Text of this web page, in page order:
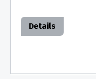
Details